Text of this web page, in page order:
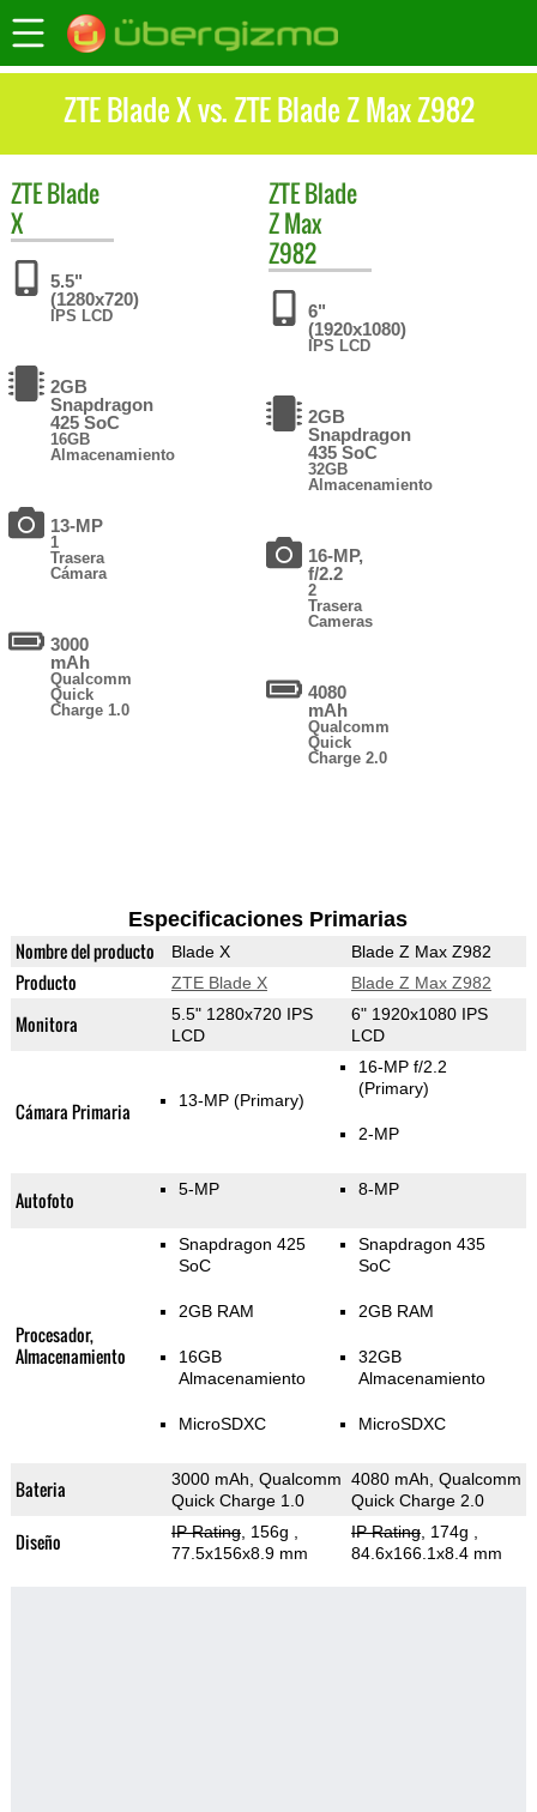
ZTE Blade X vs. ZTE Blade Z Max Z982
ZTEBlade
X
5.5"
(1280x720)
IPS LCD
2GB
Snapdragon
425 SoC
16GB
Almacenamiento
13-MP
1
Trasera
Cámara
3000
mAh
Qualcomm
Quick
Charge 1.0
ZTEBlade
Z Max
Z982
6"
(1920x1080)
IPS LCD
2GB
Snapdragon
435 SoC
32GB
Almacenamiento
16-MP,
f/2.2
2
Trasera
Cameras
4080
mAh
Qualcomm
Quick
Charge 2.0
Especificaciones Primarias
Nombre del producto Blade X Blade Z Max Z982
Producto ZTE Blade X Blade Z Max Z982
Monitora
5.5" 1280x720 IPS
LCD
6" 1920x1080 IPS
LCD
Cámara Primaria 13-MP (Primary)
16-MP f/2.2
(Primary)
2-MP
Autofoto 5-MP 8-MP
Procesador,
Almacenamiento
Snapdragon 425
SoC
2GB RAM
16GB
Almacenamiento
MicroSDXC
Snapdragon 435
SoC
2GB RAM
32GB
Almacenamiento
MicroSDXC
Bateria
3000 mAh, Qualcomm
Quick Charge 1.0
4080 mAh, Qualcomm
Quick Charge 2.0
Diseño IP Rating, 156g
77.5x156x8.9 mm
IP Rating, 174g
84.6x166.1x8.4 mm